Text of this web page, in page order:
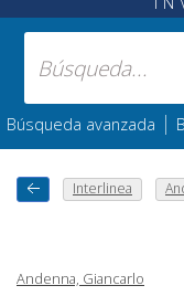
Búsqueda avanzada |
Interlinea
Andenna, Giancarlo